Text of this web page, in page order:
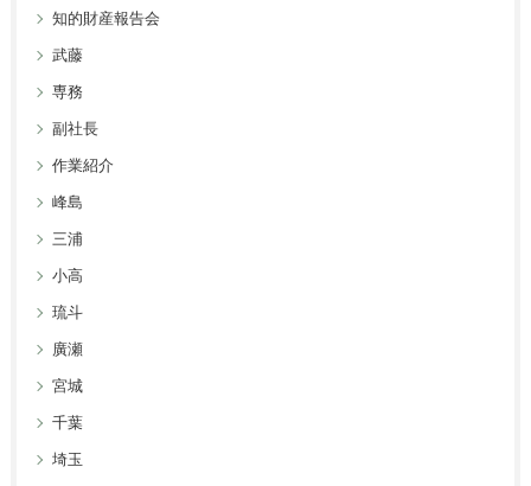
知的財産報告会
武藤
専務
副社長
作業紹介
峰島
三浦
小高
琉斗
廣瀬
宮城
千葉
埼玉